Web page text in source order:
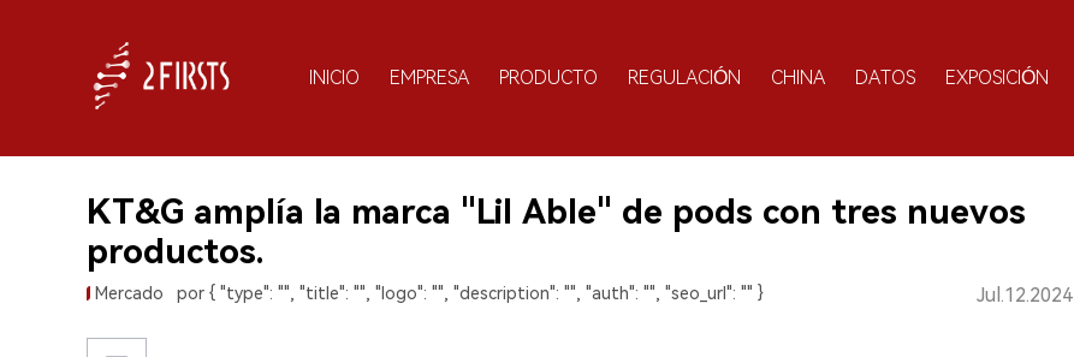
INICIO EMPRESA PRODUCTO REGULACIÓN CHINA DATOS EXPOSICIÓN
KT&G amplía la marca "Lil Able" de pods con tres nuevos
productos.
Mercado por { "type": "", "title": "", "logo": "", "description": "", "auth": "", "seo_url": "" } Jul.12.2024